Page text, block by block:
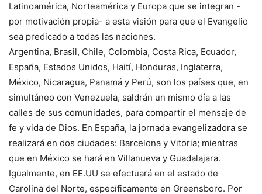
Latinoamérica, Norteamérica y Europa que se integran -
por motivación propia- a esta visión para que el Evangelio
sea predicado a todas las naciones.
Argentina, Brasil, Chile, Colombia, Costa Rica, Ecuador,
España, Estados Unidos, Haití, Honduras, Inglaterra,
México, Nicaragua, Panamá y Perú, son los países que, en
simultáneo con Venezuela, saldrán un mismo día a las
calles de sus comunidades, para compartir el mensaje de
fe y vida de Dios. En España, la jornada evangelizadora se
realizará en dos ciudades: Barcelona y Vitoria; mientras
que en México se hará en Villanueva y Guadalajara.
Igualmente, en EE.UU se efectuará en el estado de
Carolina del Norte, específicamente en Greensboro. Por